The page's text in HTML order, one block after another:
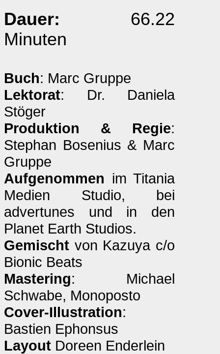
Dauer: 66.22
Minuten
Buch: Marc Gruppe
Lektorat: Dr. Daniela
Stöger
Produktion & Regie:
Stephan Bosenius & Marc
Gruppe
Aufgenommen im Titania
Medien Studio, bei
advertunes und in den
Planet Earth Studios.
Gemischt von Kazuya c/o
Bionic Beats
Mastering: Michael
Schwabe, Monoposto
Cover-Illustration:
Bastien Ephonsus
Layout Doreen Enderlein